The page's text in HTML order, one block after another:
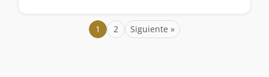
1 2 Siguiente »